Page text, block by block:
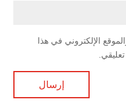
الإلكتروني في هذا